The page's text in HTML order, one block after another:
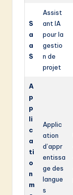
S
a
a
S
Assist
ant IA
pour la
gestio
n de
projet
A
p
p
li
c
a
ti
o
n
m
Applic
ation
d’appr
entissa
ge des
langue
s